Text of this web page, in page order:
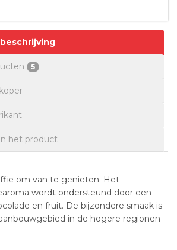
5
het product
om van te genieten. Het
wordt ondersteund door een
en fruit. De bijzondere smaak is
in de hogere regionen